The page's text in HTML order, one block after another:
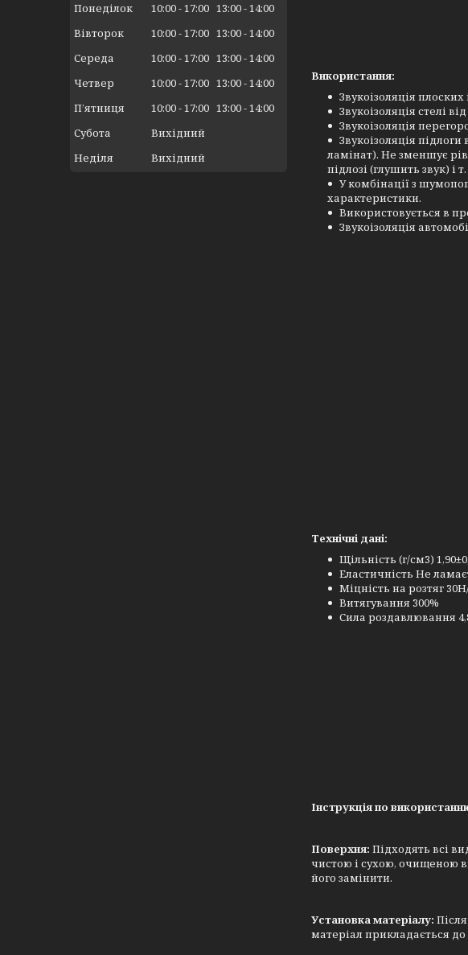
Використання:
Звукоізоляція
Звукоізоляція стелі
Звукоізоляція
Звукоізоляція
ламінат). Не зменшує
підлозі (глушить звук) і
У комбінації з
характеристики.
Використовується в
Звукоізоляція
Технічні дані:
Щільність (г/см3)
Еластичність Не
Міцність на розтяг
Витягування 300%
Сила роздавлювання
Інструкція по
Поверхня: Підходять всі
чистою і сухою, очищеною
його замінити.
Установка матеріалу:
матеріал прикладається
Понеділок 10:00 17:00 13:00 14:00
Вівторок
10:00 17:00 13:00 14:00
Середа
10:00 17:00 13:00 14:00
Четвер
10:00 17:00 13:00 14:00
Пʼятниця
10:00 17:00 13:00 14:00
Субота
Вихідний
Неділя
Вихідний